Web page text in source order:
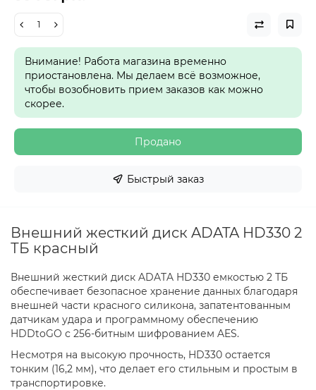
Внимание! Работа магазина временно
приостановлена. Мы делаем всё возможное,
чтобы возобновить прием заказов как можно
скорее.
Продано
Быстрый заказ
Внешний жесткий диск ADATA HD330 2
ТБ красный
Внешний жесткий диск ADATA HD330 емкостью 2 ТБ
обеспечивает безопасное хранение данных благодаря
внешней части красного силикона, запатентованным
датчикам удара и программному обеспечению
HDDtoGO с 256-битным шифрованием AES.
Несмотря на высокую прочность, HD330 остается
тонким (16,2 мм), что делает его стильным и простым в
транспортировке.